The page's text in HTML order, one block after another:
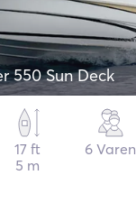
550 Sun Deck
17 ft
5 m
6 Varen